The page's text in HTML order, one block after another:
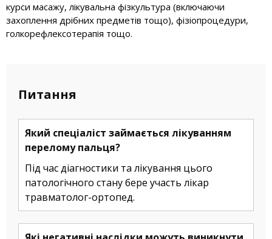
курси масажу, лікувальна фізкультура (включаючи
захоплення дрібних предметів тощо), фізіопроцедури,
голкорефлексотерапія тощо.
Питання
Який спеціаліст займається лікуванням
перелому пальця?
Під час діагностики та лікування цього
патологічного стану бере участь лікар
травматолог-ортопед.